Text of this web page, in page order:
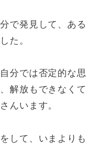
で発見して、ある
た。
分では否定的な思
解放もできなくて
んいます。
して、いまよりも